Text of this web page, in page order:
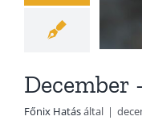
December
Főnix Hatásáltal |